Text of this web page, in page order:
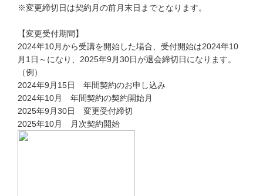
進研ゼミ 中学講座
進研ゼミ 中学講座 中高一貫
会員サイトはこちら
※変更締切日は契約月の前月末日までとなります。
【変更受付期間】
2024年10月から受講を開始した場合、受付開始は2024年10
月1日～になり、2025年9月30日が退会締切日になります。
（例）
2024年9月15日 年間契約のお申し込み
2024年10月 年間契約の契約開始月
2025年9月30日 変更受付締切
2025年10月 月次契約開始